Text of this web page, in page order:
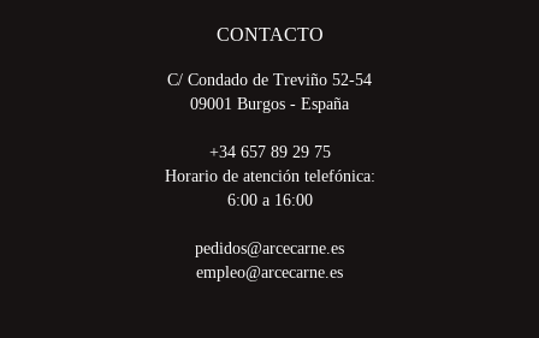
CONTACTO
C/ Condado de Treviño 52-54
09001 Burgos - España
+34 657 89 29 75
Horario de atención telefónica:
6:00 a 16:00
pedidos@arcecarne.es
empleo@arcecarne.es